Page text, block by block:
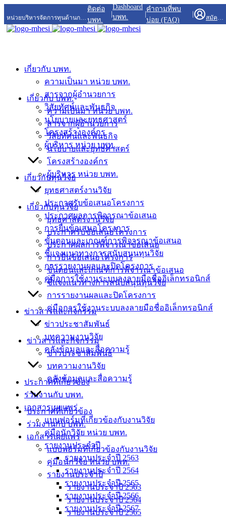
to
content
ติดต่อ
บพท.
|
Dashboard
บพท.
|
คำถามที่พบ
บ่อย (FAQ)
เกี่ยวกับ บพท.
ความเป็นมา หน่วย บพท.
สารจากผู้อำนวยการ
วิสัยทัศน์และพันธกิจ
นโยบายและยุทธศาสตร์
โครงสร้างองค์กร
ผู้บริหาร หน่วย บพท.
เกี่ยวกับทุนวิจัย
ยุทธศาสตร์งานวิจัย
ประกาศรับข้อเสนอโครงการ
ประกาศผลการพิจารณาข้อเสนอ
การยื่นข้อเสนอโครงการ
ขั้นตอนและเกณฑ์การพิจารณาข้อเสนอ
ชี้แจงแนวทางการสนับสนุนทุนวิจัย
การรายงานผลและปิดโครงการ
คู่มือการใช้งานระบบลงลายมือชื่ออิเล็กทรอนิกส์
ข่าวสารและกิจกรรม
ข่าวประชาสัมพันธ์
บทความงานวิจัย
คลังข้อมูลและสื่อความรู้
ประกาศที่เกี่ยวข้อง
ร่วมงานกับ บพท.
เอกสารเผยแพร่
แบบฟอร์มที่เกี่ยวข้องกับงานวิจัย
คู่มือนักวิจัย หน่วย บพท.
รายงานประจำปี
รายงานประจำปี 2563
รายงานประจำปี 2564
รายงานประจำปี 2565
เกี่ยวกับ บพท.
ความเป็นมา หน่วย บพท.
สารจากผู้อำนวยการ
วิสัยทัศน์และพันธกิจ
นโยบายและยุทธศาสตร์
โครงสร้างองค์กร
ผู้บริหาร หน่วย บพท.
เกี่ยวกับทุนวิจัย
ยุทธศาสตร์งานวิจัย
ประกาศรับข้อเสนอโครงการ
ประกาศผลการพิจารณาข้อเสนอ
การยื่นข้อเสนอโครงการ
ขั้นตอนและเกณฑ์การพิจารณาข้อเสนอ
ชี้แจงแนวทางการสนับสนุนทุนวิจัย
การรายงานผลและปิดโครงการ
คู่มือการใช้งานระบบลงลายมือชื่ออิเล็กทรอนิกส์
ข่าวสารและกิจกรรม
ข่าวประชาสัมพันธ์
บทความงานวิจัย
คลังข้อมูลและสื่อความรู้
ประกาศที่เกี่ยวข้อง
ร่วมงานกับ บพท.
เอกสารเผยแพร่
แบบฟอร์มที่เกี่ยวข้องกับงานวิจัย
คู่มือนักวิจัย หน่วย บพท.
รายงานประจำปี
รายงานประจำปี 2563
รายงานประจำปี 2564
รายงานประจำปี 2565
รายงานประจำปี 2566
รายงานประจำปี 2567